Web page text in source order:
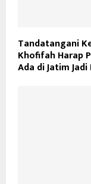
Tandatangani
Khofifah Harap
Ada di Jatim